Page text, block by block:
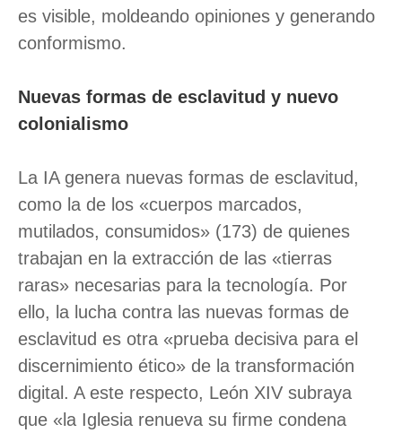
es visible, moldeando opiniones y generando
conformismo.
Nuevas formas de esclavitud y nuevo
colonialismo
La IA genera nuevas formas de esclavitud,
como la de los «cuerpos marcados,
mutilados, consumidos» (173) de quienes
trabajan en la extracción de las «tierras
raras» necesarias para la tecnología. Por
ello, la lucha contra las nuevas formas de
esclavitud es otra «prueba decisiva para el
discernimiento ético» de la transformación
digital. A este respecto, León XIV subraya
que «la Iglesia renueva su firme condena